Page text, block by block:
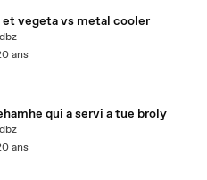
et vegeta vs metal cooler
ans
qui a servi a tue broly
ans